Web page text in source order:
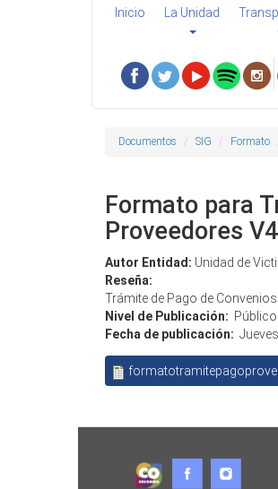
Inicio La Unidad
Documentos SIG Formato
Formato para
Proveedores V4
Autor Entidad: Unidad de
Reseña:
Trámite de Pago de
Nivel de Publicación: Público
Fecha de publicación: